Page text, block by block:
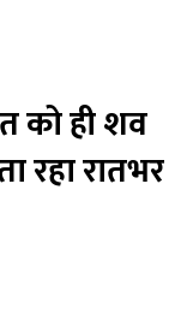
को ही शव
रहा रातभर